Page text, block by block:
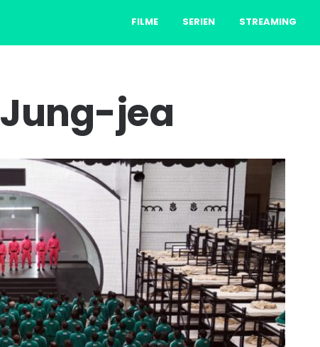
FILME SERIEN STREAMING
Jung-jea